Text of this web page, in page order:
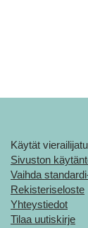
Käytät
Sivuston
Vaihda
Rekisteriseloste
Yhteystiedot
Tilaa uutiskirje